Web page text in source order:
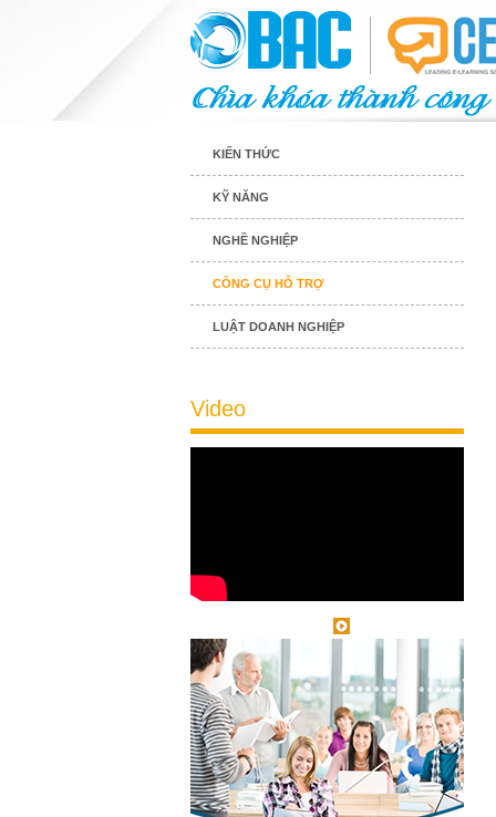
KIẾN THỨC
KỸ NĂNG
NGHỀ NGHIỆP
CÔNG CỤ HỖ TRỢ
LUẬT DOANH NGHIỆP
Video